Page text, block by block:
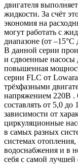
двигателя
жидкости. За счёт
экономия на
могут работать с
диапазоне (от –15°C
В данной серии
и сдвоенные насосы
повышенная
серии FLC от
трёхфазными
напряжением 220В .
составлять от 5,0
зависимости от
циркуляционные
в самых разных
системах
водоснабжения и в
себя с самой лучшей